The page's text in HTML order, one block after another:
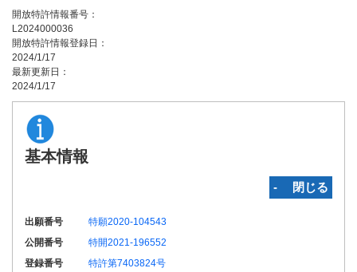
開放特許情報番号：
L2024000036
開放特許情報登録日：
2024/1/17
最新更新日：
2024/1/17
基本情報
‐ 閉じる
出願番号
特願2020-104543
公開番号
特開2021-196552
登録番号
特許第7403824号